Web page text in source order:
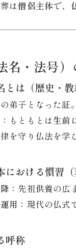
は僧侶主体で、
名・法号
とは（歴史・教
弟子となった証。
もともとは生前
を守り仏法を学
における慣習（
： 先祖供養の広
用： 現代の仏式
呼称